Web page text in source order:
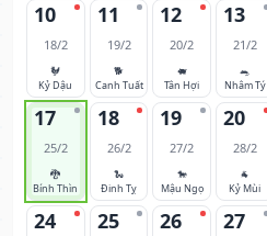
10
18/2
🐓
Kỷ Dậu
11
19/2
🐕
Canh Tuất
12
20/2
🐖
Tân Hợi
13
21/2
🐀
Nhâm Tý
17
25/2
🐉
Bính Thìn
18
26/2
🐍
Đinh Tỵ
19
27/2
🐎
Mậu Ngọ
20
28/2
🐐
Kỷ Mùi
24 25 26 27